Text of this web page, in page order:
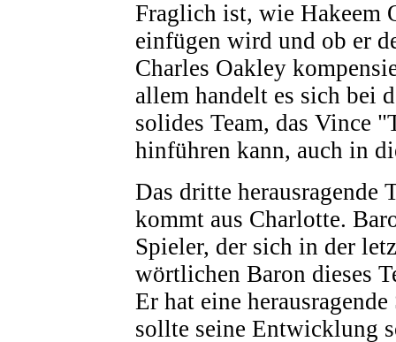
Fraglich ist, wie Hakeem
einfügen wird und ob er
Charles Oakley
allem handelt es sich bei
solides Team, das Vince
hinführen kann, auch in
Das dritte herausragende
kommt aus Charlotte.
Spieler, der sich in der
wörtlichen Baron dieses
Er hat eine
sollte seine Entwicklung